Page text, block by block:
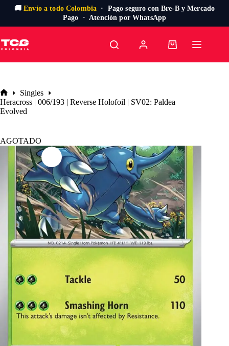
🚚Envío a todo Colombia · Pago seguro con Bre-B y Mercado
Pago · Atención por WhatsApp
al
contenido
Carro
Inicio
Singles
Heracross | 006/193 | Reverse Holofoil | SV02: Paldea
Evolved
AGOTADO